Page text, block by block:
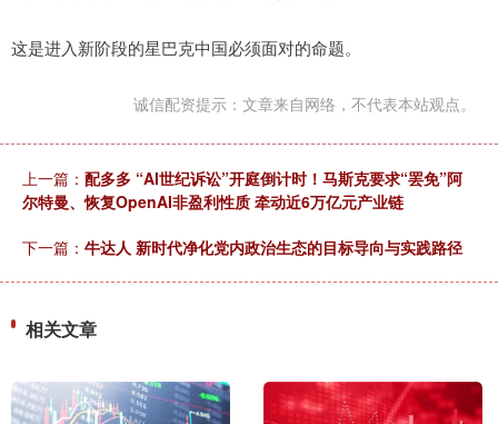
这是进入新阶段的星巴克中国必须面对的命题。
诚信配资提示：文章来自网络，不代表本站观点。
上一篇： 配多多 “AI世纪诉讼”开庭倒计时！马斯克要求“罢免”阿
尔特曼、恢复OpenAI非盈利性质 牵动近6万亿元产业链
下一篇： 牛达人 新时代净化党内政治生态的目标导向与实践路径
相关文章